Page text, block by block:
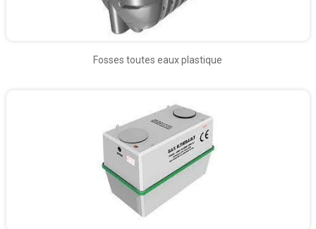
Fosses toutes eaux plastique